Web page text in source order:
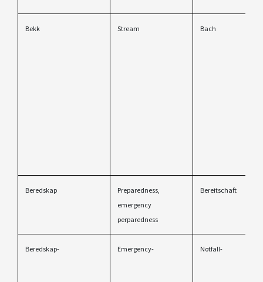
Bekk Stream Bach
Beredskap
Preparedness,
emergency
perparedness
Bereitschaft
Beredskap- Emergency- Notfall-